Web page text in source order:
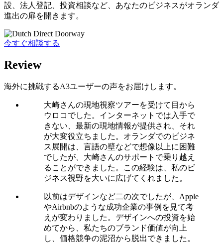
設、法人登記、投資相談など、あなたのビジネスがオランダ
進出の扉を開きます。
今すぐ相談する
Review
海外に挑戦するA3ユーザーの声をお届けします。
大崎さんの現地視察ツアーを受けて目から
ウロコでした。インターネットでは入手で
きない、最新の現地情報が提供され、それ
が大変役立ちました。オランダでのビジネ
ス展開は、言語の壁などで想像以上に困難
でしたが、大崎さんのサポートで乗り越え
ることができました。この経験は、私のビ
ジネス視野を大いに広げてくれました。
以前はデザインなど二の次でしたが、Apple
やAirbnbのような成功企業の事例を見て考
えが変わりました。デザインへの投資を始
めてから、私たちのブランド価値が向上
し、価格競争の泥沼から脱出できました。